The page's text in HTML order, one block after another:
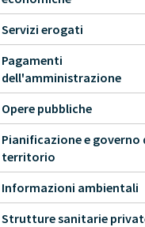
Servizi erogati
Pagamenti
dell'amministrazione
Opere pubbliche
Pianificazione e governo
territorio
Informazioni ambientali
Strutture sanitarie